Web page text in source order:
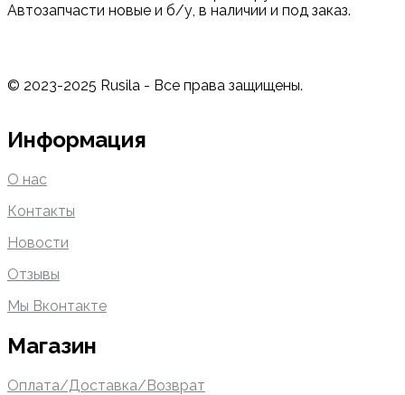
Автозапчасти новые и б/у, в наличии и под заказ.
© 2023-2025 Rusila - Все права защищены.
Информация
О нас
Контакты
Новости
Отзывы
Мы Вконтакте
Магазин
Оплата/Доставка/Возврат